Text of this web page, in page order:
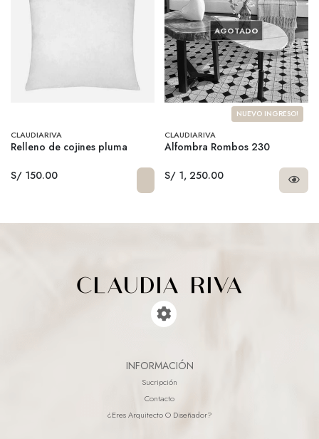
CLAUDIARIVA
Relleno de cojines pluma
S/ 150.00
AGOTADO
NUEVO INGRESO!
CLAUDIARIVA
Alfombra Rombos 230
S/ 1, 250.00
INFORMACIÓN
Sucripción
Contacto
¿eres Arquitecto O Diseñador?